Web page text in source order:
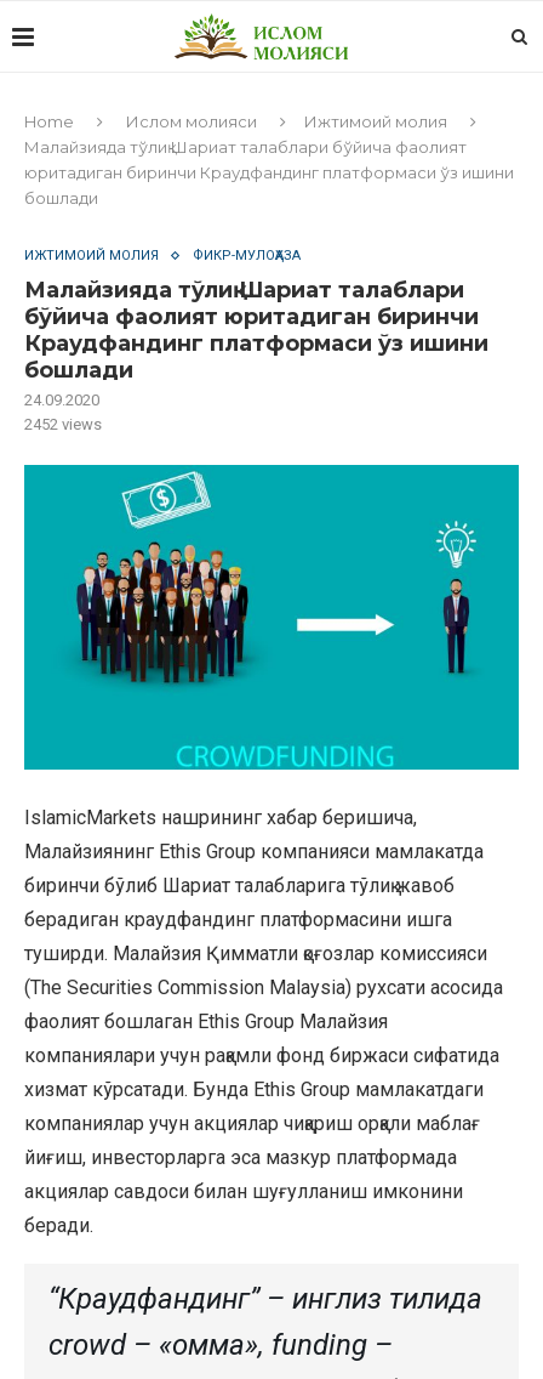
Home Ислом молияси
Ижтимоий молия
Малайзияда тўлиқ Шариат талаблари бўйича фаолият
юритадиган биринчи Краудфандинг платформаси ўз ишини
бошлади
ИЖТИМОИЙ МОЛИЯ ФИКР-МУЛОҲАЗА
Малайзияда тўлиқ Шариат талаблари
бўйича фаолият юритадиган биринчи
Краудфандинг платформаси ўз ишини
бошлади
24.09.2020
2452 views
IslamicMarkets нашрининг хабар беришича,
Малайзиянинг Ethis Group компанияси мамлакатда
биринчи бўлиб Шариат талабларига тўлиқ жавоб
берадиган краудфандинг платформасини ишга
туширди. Малайзия Қимматли қоғозлар комиссияси
(The Securities Commission Malaysia) рухсати асосида
фаолият бошлаган Ethis Group Малайзия
компаниялари учун рақамли фонд биржаси сифатида
хизмат кўрсатади. Бунда Ethis Group мамлакатдаги
компаниялар учун акциялар чиқариш орқали маблағ
йиғиш, инвесторларга эса мазкур платформада
акциялар савдоси билан шуғулланиш имконини
беради.
“Краудфандинг” – инглиз тилида
сrowd – «омма», funding –